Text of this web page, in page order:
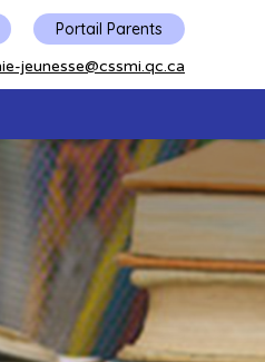
Portail Parents
jeunesse@cssmi.qc.ca